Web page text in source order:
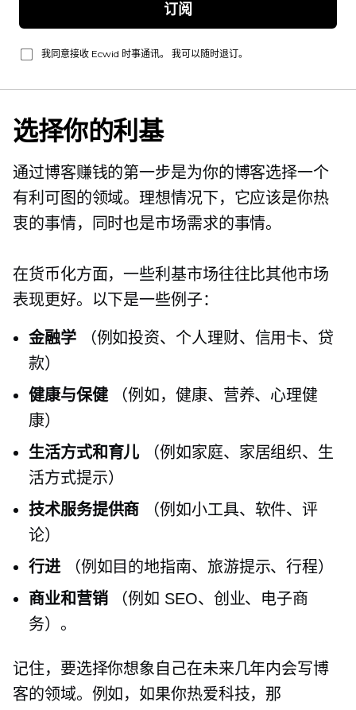
订阅
我同意接收 Ecwid 时事通讯。 我可以随时退订。
选择你的利基
通过博客赚钱的第一步是为你的博客选择一个
有利可图的领域。理想情况下，它应该是你热
衷的事情，同时也是市场需求的事情。
在货币化方面，一些利基市场往往比其他市场
表现更好。以下是一些例子：
金融学（例如投资、个人理财、信用卡、贷
款）
健康与保健（例如，健康、营养、心理健
康）
生活方式和育儿 （例如家庭、家居组织、生
活方式提示）
技术服务提供商
（例如小工具、软件、评
论）
行进（例如目的地指南、旅游提示、行程）
商业和营销（例如 SEO、创业、电子商
务）。
记住，要选择你想象自己在未来几年内会写博
客的领域。例如，如果你热爱科技，那